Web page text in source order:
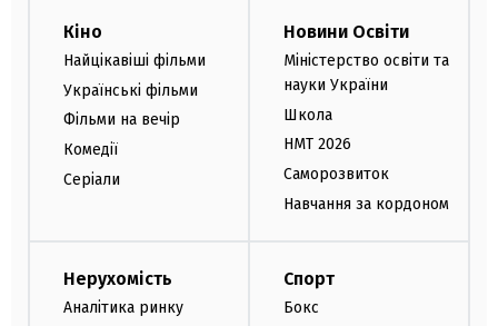
Кіно
Найцікавіші фільми
Українські фільми
Фільми на вечір
Комедії
Серіали
Новини Освіти
Міністерство освіти та
науки України
Школа
НМТ 2026
Саморозвиток
Навчання за кордоном
Нерухомість
Аналітика ринку
Спорт
Бокс